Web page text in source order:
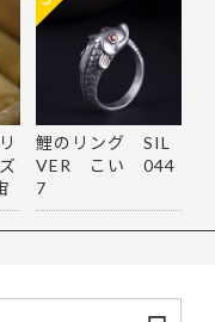
鯉のリング SIL
VER こい 044
7